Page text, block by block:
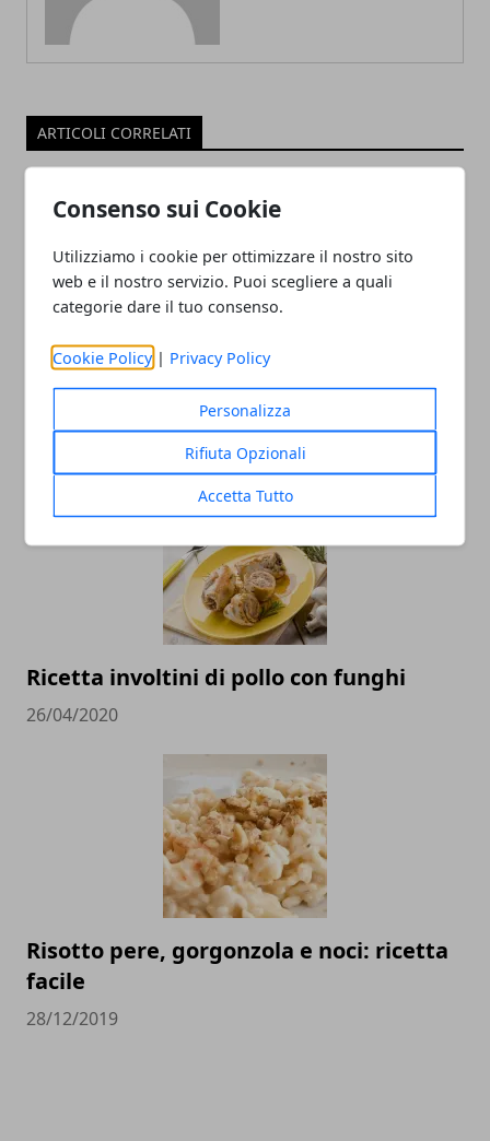
Consenso sui Cookie
Utilizziamo i cookie per ottimizzare il nostro sito
web e il nostro servizio. Puoi scegliere a quali
categorie dare il tuo consenso.
Cookie Policy | Privacy Policy
Personalizza
Rifiuta Opzionali
Accetta Tutto
ARTICOLI CORRELATI
Polpette di pollo e tacchino: ricetta
Ricetta involtini di pollo con funghi
26/04/2020
Risotto pere, gorgonzola e noci: ricetta
facile
28/12/2019